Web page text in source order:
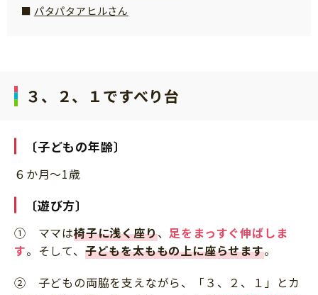
個⼈情報について
パタパタアヒルさん
３、２、１ですべり台
〔子どもの年齢〕
６か月～1歳
〔遊び方〕
① ママは椅子に浅く座り、 足をまっすぐ伸ばしま
す。そして、 子どもを太ももの上に座らせます。
② 子どもの両脇を支えながら、「３、２、１」とカ